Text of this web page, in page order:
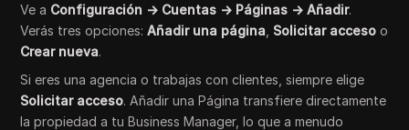
Ve a Configuración → Cuentas → Páginas → Añadir.
Verás tres opciones:Añadir una página Solicitar acceso o
Crear nueva.
Si eres una agencia o trabajas con clientes, siempre elige
Solicitar acceso. Añadir una Página transfiere directamente
la propiedad a tu Business Manager, lo que a menudo